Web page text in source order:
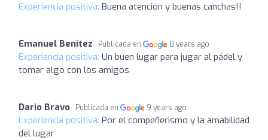
Experiencia positiva: Buena atención y buenas canchas!!
Emanuel Benítez Publicada en 8 years ago
Experiencia positiva: Un buen lugar para jugar al pádel y
tomar algo con los amigos
Dario Bravo Publicada en 9 years ago
Experiencia positiva: Por el compeñerismo y la amabilidad
del lugar